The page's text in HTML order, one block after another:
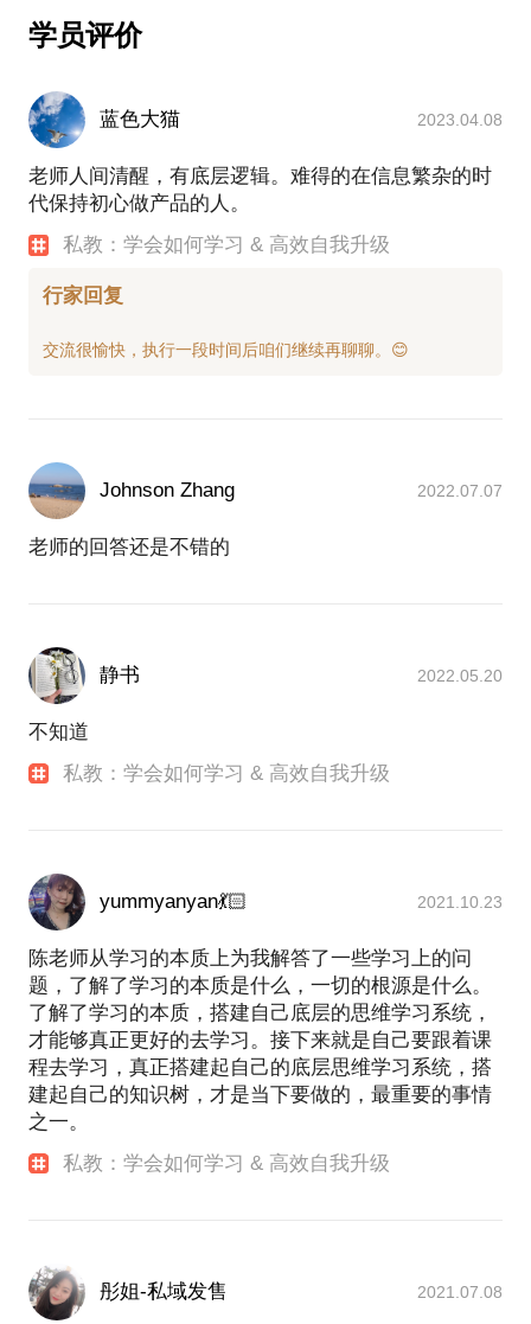
些筋骨强壮而又干瘦如柴的四肢、粗糙的土布衣服，
周围这些人，过着真正的劳动生活，他们有严肃的兴
趣、欢乐和痛苦，他们才是彻头彻尾的新人。
聊一聊，关于学习和自我提升的一切，如何做一个严
虽然回报非常可观，但是他发现这个工作无法规模
职业路径应该会更加宽广的财务领域。在完成对外经
贸大学的会计研究生学习后，他进入普华永道成为一
名审计师，先后服务了联通、移动、中石油、国药、
阳光地产、特斯拉等大小客户，参与项目涉及中国准
则财务报表法定审计及内控测试(大部分项目)、特殊
目的审计(资产收购、并购重组等)、国外准则审计
（US GAAP、IFRS、HKFRS口径）。
除了专业上知识和经验的积累，对这些企业的近距离
观察和思考之后，他着迷于如何将企业的制度、流
程、控制点和系统以极简但有效的方式应用到人身
化App nike running还积累了2500公里跑步里程，他的
时间统计App aTimeLogger 2在手机上运行了三年(也
(CPA、写作、自我管理研究、个人项目)积累了数千
的材料和思考。当然，里面也有他自2009年来的年度
计划、年度总结、读书笔记以及业余时间翻译的诗
歌。当然，Evernote作为外脑已有4年，4600篇笔记
虽然看起来庞大，平均起来每天只有3篇。所以，他用
实践证明Evernote绝非简单的笔记软件，而是最能体
让他高效通过了所谓「天下第一考」，成为一名
CPA(注册会计师)。同时，他顺便通过了香港
CPA（全球认可的CPA执照）。说到高效，因为他每
门课平均只复习300个番茄，其中经济法更是裸考通
过。一次考6门、持续7小时的注会综合科目考试？请
了3周学习假，中间一周完成了十几万字的翻译，复习
2周后也顺利通过。至于全英文、全主观题的香港CPA
考试？每次报考两门(最多只能报两门)，一共复习一
周时间，顺利通过了全部4门单科。2016年6月，在创
业之余，他还是顺利通过了香港CPA的最后一门大综
合考试。这些和他裸考雅思(周六考试，周四打印了两
份真题看了半天)平均8分(阅读听力8.5分，写作口语7
是「为学习而学习」的人，他对自己也会嗤之以鼻。
他厌恶所有僵化、流于形式的教育，热爱的是学习和
学员评价
蓝色大猫 2023.04.08
老师人间清醒，有底层逻辑。难得的在信息繁杂的时
代保持初心做产品的人。
私教：学会如何学习 & 高效自我升级
行家回复
Johnson Zhang 2022.07.07
老师的回答还是不错的
静书 2022.05.20
不知道
私教：学会如何学习 & 高效自我升级
yummyanyan💃🏻 2021.10.23
陈老师从学习的本质上为我解答了一些学习上的问
题，了解了学习的本质是什么，一切的根源是什么。
了解了学习的本质，搭建自己底层的思维学习系统，
才能够真正更好的去学习。接下来就是自己要跟着课
程去学习，真正搭建起自己的底层思维学习系统，搭
建起自己的知识树，才是当下要做的，最重要的事情
之一。
私教：学会如何学习 & 高效自我升级
彤姐-私域发售 2021.07.08